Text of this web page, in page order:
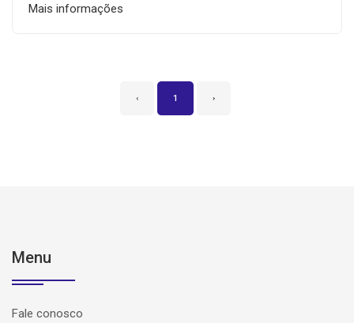
Mais informações
‹ 1 ›
Menu
Fale conosco